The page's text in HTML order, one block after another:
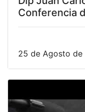
Conferencia
25 de Agosto de